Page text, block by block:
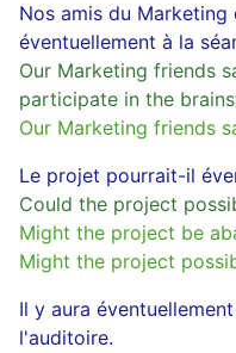
Nos amis du
éventuellement à la
Our Marketing friends
participate in the
Our Marketing friends
Le projet pourrait-il
Could the project
Might the project be
Might the project
Il y aura
l'auditoire.